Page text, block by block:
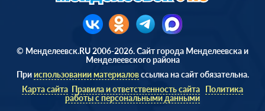
© Менделеевск.RU 2006-2026. Сайт города Менделеевска и
Менделеевского района
Прииспользовании материаловссылка на сайт обязательна.
Карта сайта Правила и ответственность сайта
Политика
работы с персональными данными